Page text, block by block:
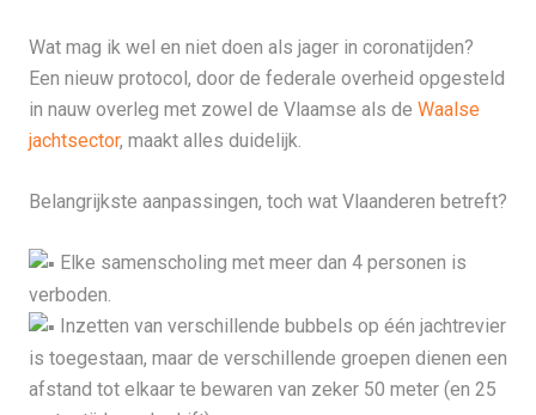
Wat mag ik wel en niet doen als jager in coronatijden?
Een nieuw protocol, door de federale overheid opgesteld
in nauw overleg met zowel de Vlaamse als de Waalse
jachtsector, maakt alles duidelijk.
Belangrijkste aanpassingen, toch wat Vlaanderen betreft?
Elke samenscholing met meer dan 4 personen is
verboden.
Inzetten van verschillende bubbels op één jachtrevier
is toegestaan, maar de verschillende groepen dienen een
afstand tot elkaar te bewaren van zeker 50 meter (en 25